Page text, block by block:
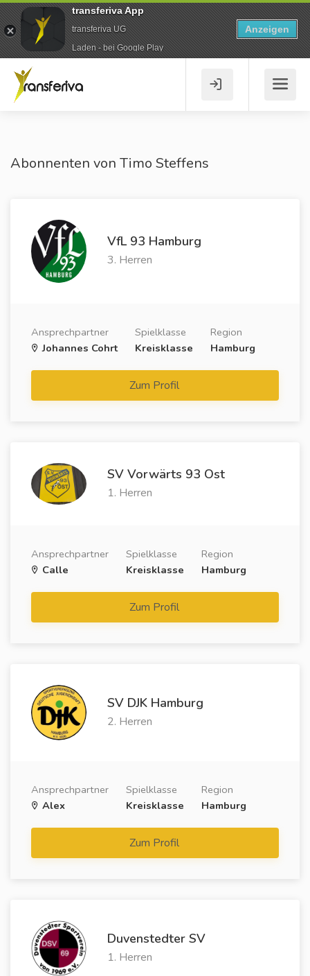
Abonnenten von Timo Steffens
VfL 93 Hamburg
3. Herren
Ansprechpartner
Johannes Cohrt
Spielklasse
Kreisklasse
Region
Hamburg
Zum Profil
SV Vorwärts 93 Ost
1. Herren
Ansprechpartner
Calle
Spielklasse
Kreisklasse
Region
Hamburg
Zum Profil
SV DJK Hamburg
2. Herren
Ansprechpartner
Alex
Spielklasse
Kreisklasse
Region
Hamburg
Zum Profil
Duvenstedter SV
1. Herren
transferiva App
transferiva UG
Laden - bei Google Play
Anzeigen